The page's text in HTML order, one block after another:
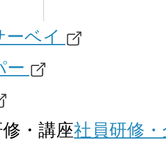
ーベイ
ー
・講座社員研修